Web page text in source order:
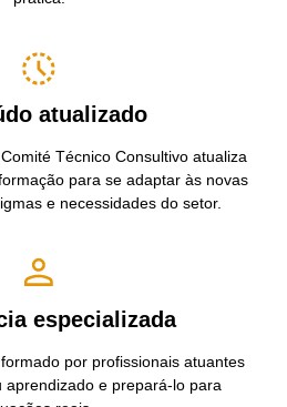
atualizado
Técnico Consultivo atualiza
para se adaptar às novas
e necessidades do setor.
especializada
por profissionais atuantes
aprendizado e prepará-lo para